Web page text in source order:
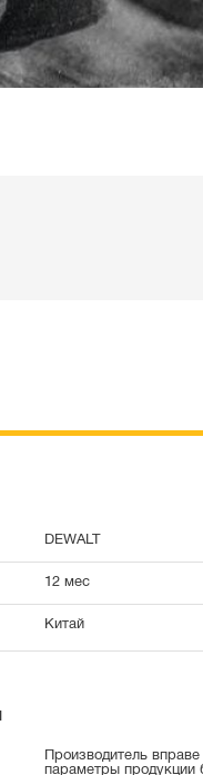
DEWALT
12 мес
Китай
Производитель вправе
параметры продукции